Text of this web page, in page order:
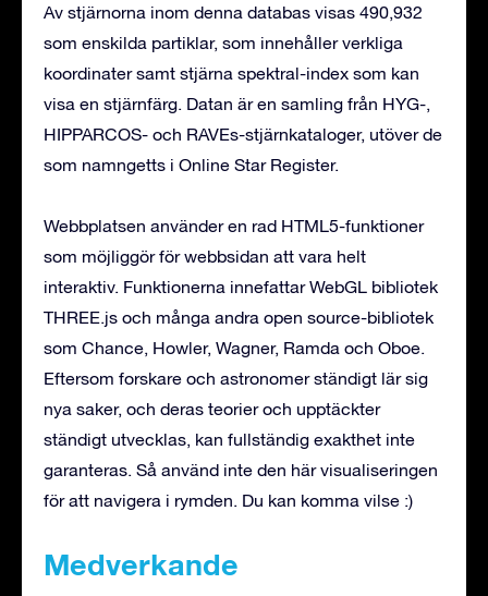
Av stjärnorna inom denna databas visas 490,932
som enskilda partiklar, som innehåller verkliga
koordinater samt stjärna spektral-index som kan
visa en stjärnfärg. Datan är en samling från HYG-,
HIPPARCOS- och RAVEs-stjärnkataloger, utöver de
som namngetts i Online Star Register.
Webbplatsen använder en rad HTML5-funktioner
som möjliggör för webbsidan att vara helt
interaktiv. Funktionerna innefattar WebGL bibliotek
THREE.js och många andra open source-bibliotek
som Chance, Howler, Wagner, Ramda och Oboe.
Eftersom forskare och astronomer ständigt lär sig
nya saker, och deras teorier och upptäckter
ständigt utvecklas, kan fullständig exakthet inte
garanteras. Så använd inte den här visualiseringen
för att navigera i rymden. Du kan komma vilse :)
Medverkande